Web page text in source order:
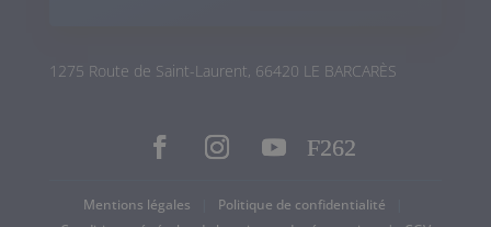
1275 Route de Saint-Laurent, 66420 LE BARCARÈS
Mentions légales Politique de confidentialité